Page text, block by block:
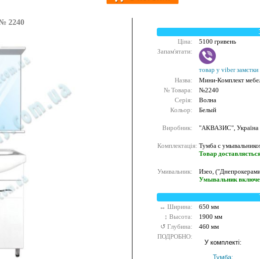
2240
Ціна:
5100 гривень
Запам'ятати:
товар у viber замєтки
Назва:
Мини-Комплект
№ Товара:
№2240
Серія:
Волна
Кольор:
Белый
Виробник: "АКВАЗИС", Україна
Комплектація: Тумба с
Товар
Умивальник:
Изео,
Умывальник
↔ Ширина:
650 мм
↕ Высота:
1900 мм
↺ Глубина:
460 мм
ПОДРОБНО:
У комплекті:
Тумба: